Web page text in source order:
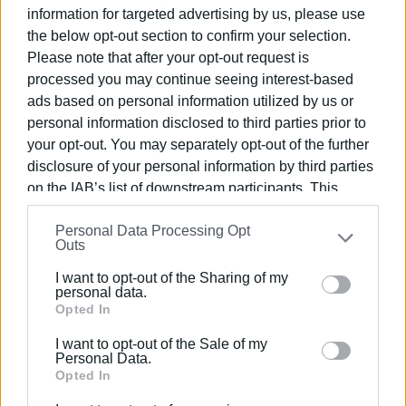
information for targeted advertising by us, please use
the below opt-out section to confirm your selection.
Please note that after your opt-out request is
processed you may continue seeing interest-based
ads based on personal information utilized by us or
personal information disclosed to third parties prior to
your opt-out. You may separately opt-out of the further
disclosure of your personal information by third parties
on the IAB’s list of downstream participants. This
information may also be disclosed by us to third parties
on theIAB’s List of Downstream Participants
that may
further disclose it to other third parties.
Please note that this website/app uses one or more
Google services and may gather and store information
behaviour. You may click to grant or deny consent to
Google and its third-party tags to use your data for
Personal Data Processing Opt
Outs
I want to opt-out of the Sharing of my
personal data.
Opted In
I want to opt-out of the Sale of my
Personal Data.
Opted In
στόμα. Ύστερα από όλα αυτά και όπως πως συμβαίνει
πάντα, συνέχισαν τον ασταμάτητο ανοιξιάτικο χορός
τους. ‘Έμοιαζε με έναν χορό χωρίς αρμονία.Τυχαίες
φωτεινές διαδρομές μέσα στα σκοτάδια του δάσους.
Ήταν τότε που οι τρείς φίλοι μαγευτήκαν από τον
φαινομενικά ακατανόητο χορό των πυγολαμπίδων και
άρχισαν το δικό τους τραγούδι. Αμέσως συνέβη το
αναπάντεχο.
Σαν μια μάγισσα να άγγιξε το σύμπαν με το ραβδί της, ο
στροβιλισμός των φωτισμένων πυγολαμπίδων
εναρμονίστηκε με το τραγούδι. Ήταν ένα θέαμα που
όμοιο του δεν είχαν ξαναδεί τα μάτια των ανθρώπων.
Στην κορυφή του χορού η μαγεμένη (και ερωτευμένη)
πυγολαμπίδα του παραμυθιού μας ως πρίμα μπαλαρίνα.
Υπάρχουν και στις φωτισμένες τρύπες ανάλογα κλαμπ